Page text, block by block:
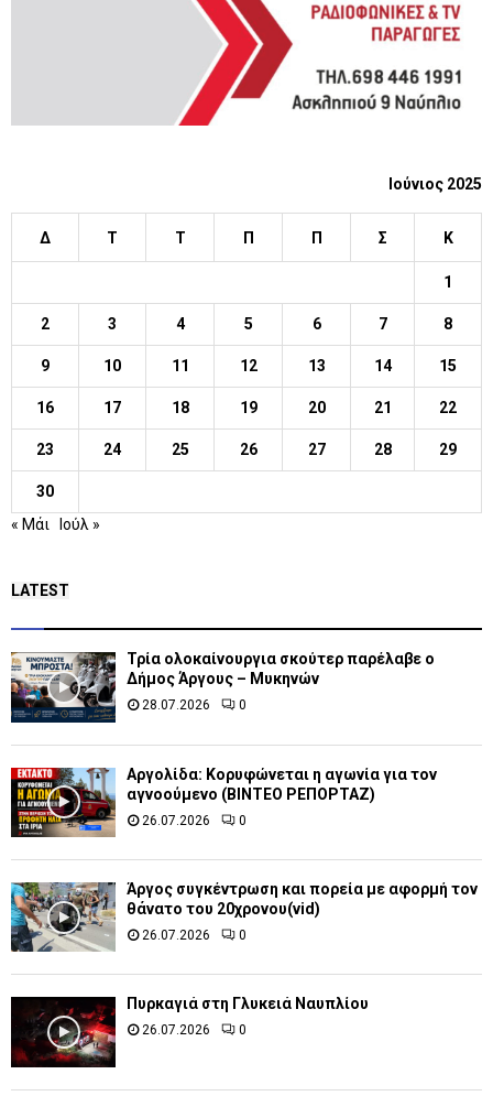
Ιούνιος 2025
Δ Τ Τ Π Π Σ Κ
1
2 3 4 5 6 7 8
9 10 11 12 13 14 15
16 17 18 19 20 21 22
23 24 25 26 27 28 29
30
« Μάι
Ιούλ »
LATEST
Τρία ολοκαίνουργια σκούτερ παρέλαβε o
Δήμος Άργους – Μυκηνών
28.07.2026 0
Αργολίδα: Κορυφώνεται η αγωνία για τον
αγνοούμενο (ΒΙΝΤΕΟ ΡΕΠΟΡΤΑΖ)
26.07.2026 0
Άργος συγκέντρωση και πορεία με αφορμή τον
θάνατο του 20χρονου(vid)
26.07.2026 0
Πυρκαγιά στη Γλυκειά Ναυπλίου
26.07.2026 0